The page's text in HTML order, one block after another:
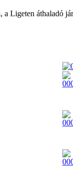
Ligeten áthaladó